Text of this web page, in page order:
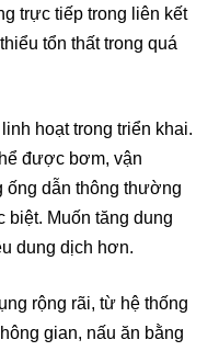
trực tiếp trong liên kết
tổn thất trong quá
hoạt trong triển khai.
được bơm, vận
ống dẫn thông thường
biệt. Muốn tăng dung
dung dịch hơn.
rộng rãi, từ hệ thống
gian, nấu ăn bằng